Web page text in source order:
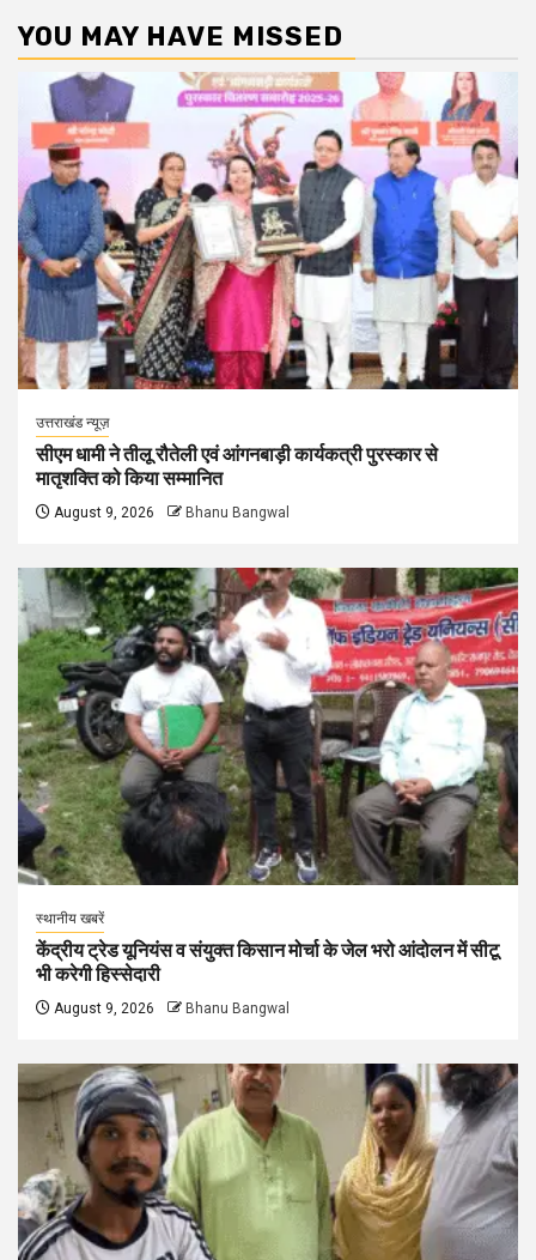
YOU MAY HAVE MISSED
उत्तराखंड न्यूज़
सीएम धामी ने तीलू रौतेली एवं आंगनबाड़ी कार्यकत्री पुरस्कार से
मातृशक्ति को किया सम्मानित
August 9, 2026 Bhanu Bangwal
स्थानीय खबरें
केंद्रीय ट्रेड यूनियंस व संयुक्त किसान मोर्चा के जेल भरो आंदोलन में सीटू
भी करेगी हिस्सेदारी
August 9, 2026 Bhanu Bangwal